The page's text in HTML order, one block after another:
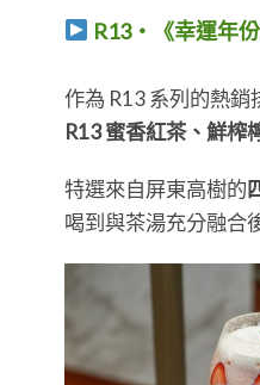
R13・《幸運年
作為 R13 系列的熱
R13 蜜香紅茶、鮮榨
特選來自屏東高樹的
喝到與茶湯充分融合